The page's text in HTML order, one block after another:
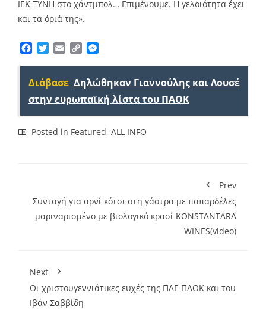
ΙΕΚ ΞΥΝΗ στο χάντμπολ… Επιμένουμε. Η γελοιότητα έχει
και τα όριά της».
Facebook
TwitterEmailCopy
Διάβασε Δηλώθηκαν Γιαννούλης και Λουσέ
στην ευρωπαϊκή λίστα του ΠΑΟΚ
Posted in Featured, ALL INFO
Prev
Συνταγή για αρνί κότσι στη γάστρα με παπαρδέλες
μαριναρισμένο με βιολογικό κρασί KONSTANTARA
WINES(video)
Next
Οι χριστουγεννιάτικες ευχές της ΠΑΕ ΠΑΟΚ και του
Ιβάν Σαββίδη